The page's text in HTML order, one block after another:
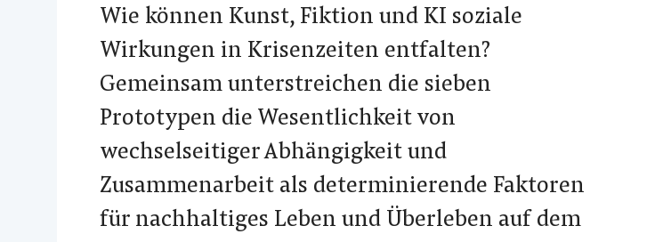
Wie können Kunst, Fiktion und KI soziale
Wirkungen in Krisenzeiten entfalten?
Gemeinsam unterstreichen die sieben
Prototypen die Wesentlichkeit von
wechselseitiger Abhängigkeit und
Zusammenarbeit als determinierende Faktoren
für nachhaltiges Leben und Überleben auf dem